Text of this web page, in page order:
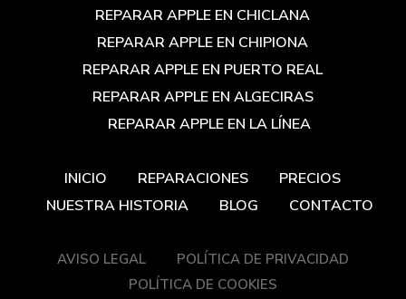
REPARAR APPLE EN CHICLANA
REPARAR APPLE EN CHIPIONA
REPARAR APPLE EN PUERTO REAL
REPARAR APPLE EN ALGECIRAS
REPARAR APPLE EN LA LÍNEA
INICIO REPARACIONES
PRECIOS
NUESTRA HISTORIA
BLOG CONTACTO
AVISO LEGAL
POLÍTICA DE PRIVACIDAD
POLÍTICA DE COOKIES